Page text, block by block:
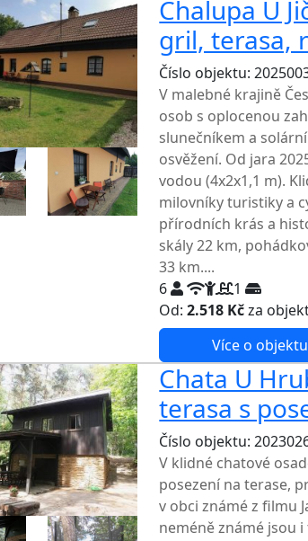
Chalupa U
gril, terasa,
Číslo objektu:
V malebné krajině
osob s oplocenou
slunečníkem a
osvěžení. Od jara
vodou (4x2x1,1 m).
milovníky turistiky a
přírodních krás a
skály 22 km,
33 km....
6
1
Od:2.518 Kčza
Více o objektu
Chata U
terasa s
Číslo objektu:
V klidné chatové
posezení na terase,
v obci známé z filmu
neméně známé jsou